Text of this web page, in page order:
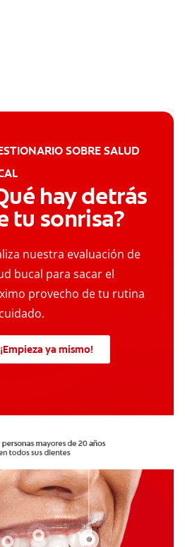
SOBRE SALUD
hay detrás
tu sonrisa?
nuestra evaluación de
bucal para sacar el
provecho de tu rutina
¡Empieza ya mismo!